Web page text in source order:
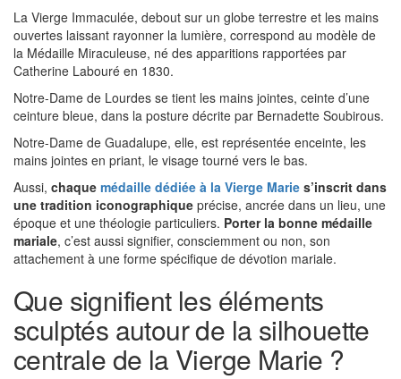
La Vierge Immaculée, debout sur un globe terrestre et les mains
ouvertes laissant rayonner la lumière, correspond au modèle de
la Médaille Miraculeuse, né des apparitions rapportées par
Catherine Labouré en 1830.
Notre-Dame de Lourdes se tient les mains jointes, ceinte d’une
ceinture bleue, dans la posture décrite par Bernadette Soubirous.
Notre-Dame de Guadalupe, elle, est représentée enceinte, les
mains jointes en priant, le visage tourné vers le bas.
Aussi, chaque médaille dédiée à la Vierge Marie s’inscrit dans
une tradition iconographique précise, ancrée dans un lieu, une
époque et une théologie particuliers. Porter la bonne médaille
mariale, c’est aussi signifier, consciemment ou non, son
attachement à une forme spécifique de dévotion mariale.
Que signifient les éléments
sculptés autour de la silhouette
centrale de la Vierge Marie ?